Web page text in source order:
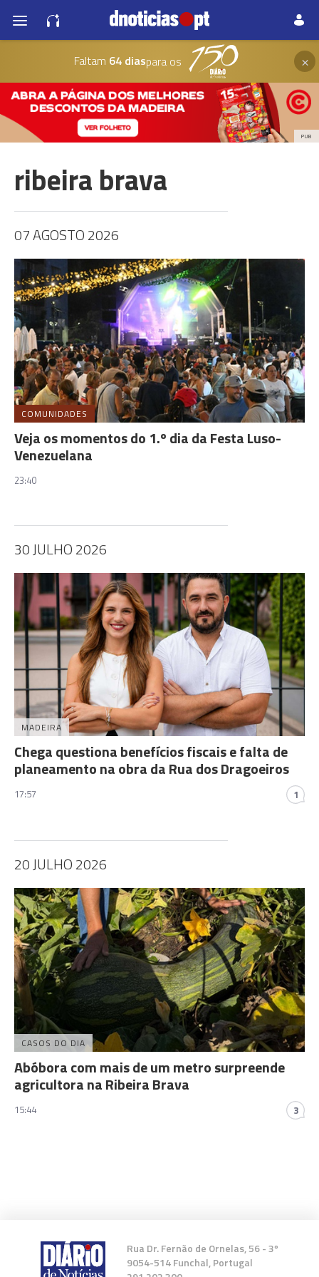
Faltam 64 diaspara os ×
PUB
ribeira brava
07 AGOSTO 2026
COMUNIDADES
Veja os momentos do 1.º dia da Festa Luso-
Venezuelana
23:40
30 JULHO 2026
MADEIRA
Chega questiona benefícios fiscais e falta de
planeamento na obra da Rua dos Dragoeiros
17:57 1
20 JULHO 2026
CASOS DO DIA
Abóbora com mais de um metro surpreende
agricultora na Ribeira Brava
15:44 3
Rua Dr. Fernão de Ornelas, 56 - 3º
9054-514 Funchal, Portugal